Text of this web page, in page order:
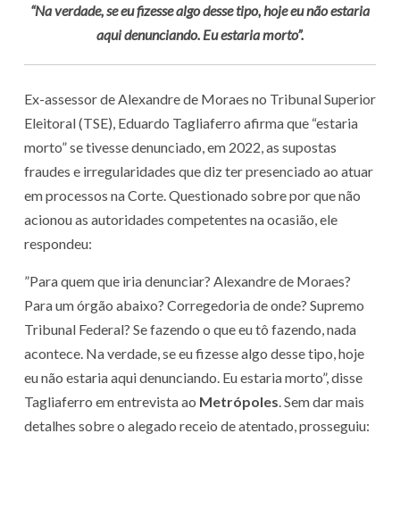
“Na verdade, se eu fizesse algo desse tipo, hoje eu não estaria
aqui denunciando. Eu estaria morto”.
Ex-assessor de Alexandre de Moraes no Tribunal Superior
Eleitoral (TSE), Eduardo Tagliaferro afirma que “estaria
morto” se tivesse denunciado, em 2022, as supostas
fraudes e irregularidades que diz ter presenciado ao atuar
em processos na Corte. Questionado sobre por que não
acionou as autoridades competentes na ocasião, ele
respondeu:
”Para quem que iria denunciar? Alexandre de Moraes?
Para um órgão abaixo? Corregedoria de onde? Supremo
Tribunal Federal? Se fazendo o que eu tô fazendo, nada
acontece. Na verdade, se eu fizesse algo desse tipo, hoje
eu não estaria aqui denunciando. Eu estaria morto”, disse
Tagliaferro em entrevista ao Metrópoles. Sem dar mais
detalhes sobre o alegado receio de atentado, prosseguiu: